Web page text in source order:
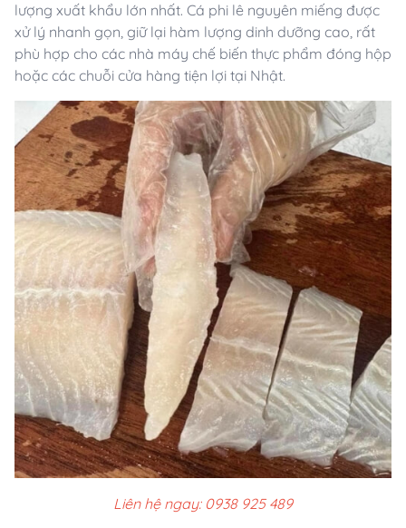
lượng xuất khẩu lớn nhất. Cá phi lê nguyên miếng được
xử lý nhanh gọn, giữ lại hàm lượng dinh dưỡng cao, rất
phù hợp cho các nhà máy chế biến thực phẩm đóng hộp
hoặc các chuỗi cửa hàng tiện lợi tại Nhật.
Liên hệ ngay: 0938 925 489